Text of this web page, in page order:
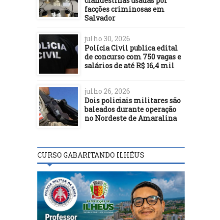
facções criminosas em
Salvador
julho 30, 2026
Polícia Civil publica edital
de concurso com 750 vagas e
salários de até R$ 16,4 mil
julho 26, 2026
Dois policiais militares são
baleados durante operação
no Nordeste de Amaralina
CURSO GABARITANDO ILHÉUS